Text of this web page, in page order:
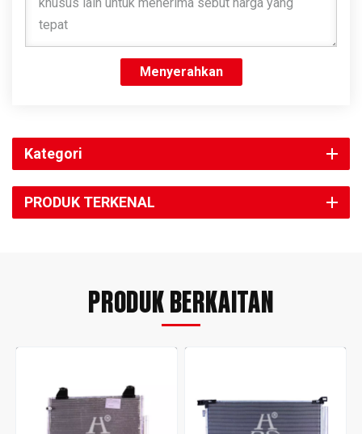
Menyerahkan
Kategori
PRODUK TERKENAL
PRODUK BERKAITAN